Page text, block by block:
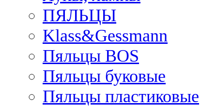
ПЯЛЬЦЫ
Klass&Gessmann
Пяльцы BOS
Пяльцы буковые
Пяльцы пластиковые